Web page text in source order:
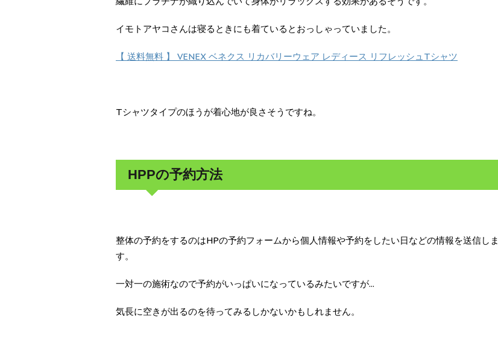
イモトアヤコさんは寝るときにも着ているとおっしゃっていました。
【 送料無料 】 VENEX ベネクス リカバリーウェア レディース リフレッシュTシャツ
Tシャツタイプのほうが着心地が良さそうですね。
HPPの予約方法
整体の予約をするのはHPの予約フォームから個人情報や予約をしたい日などの情報を送信しま
す。
一対一の施術なので予約がいっぱいになっているみたいですが...
気長に空きが出るのを待ってみるしかないかもしれません。